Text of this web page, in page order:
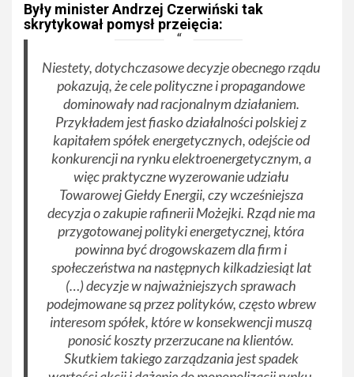
Były minister Andrzej Czerwiński tak
skrytykował pomysł przejęcia:
Niestety, dotychczasowe decyzje obecnego rządu
pokazują, że cele polityczne i propagandowe
dominowały nad racjonalnym działaniem.
Przykładem jest fiasko działalności polskiej z
kapitałem spółek energetycznych, odejście od
konkurencji na rynku elektroenergetycznym, a
więc praktyczne wyzerowanie udziału
Towarowej Giełdy Energii, czy wcześniejsza
decyzja o zakupie rafinerii Możejki. Rząd nie ma
przygotowanej polityki energetycznej, która
powinna być drogowskazem dla firm i
społeczeństwa na następnych kilkadziesiąt lat
(…) decyzje w najważniejszych sprawach
podejmowane są przez polityków, często wbrew
interesom spółek, które w konsekwencji muszą
ponosić koszty przerzucane na klientów.
Skutkiem takiego zarządzania jest spadek